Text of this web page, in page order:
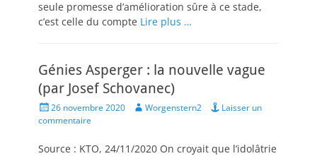
seule promesse d’amélioration sûre à ce stade,
c’est celle du compte Lire plus …
Génies Asperger : la nouvelle vague
(par Josef Schovanec)
Posted
on
26 novembre 2020 AuthorWorgenstern2
Laisser un
commentaire
Source : KTO, 24/11/2020 On croyait que l’idolâtrie